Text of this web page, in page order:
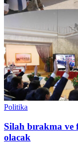
Politika
Silah bırakma ve
olacak